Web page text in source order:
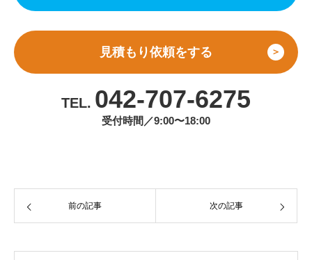
見積もり依頼をする ＞
TEL. 042-707-6275
受付時間／9:00〜18:00
前の記事 次の記事